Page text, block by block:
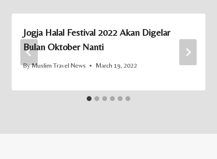
Jogja Halal Festival 2022 Akan Digelar
Bulan Oktober Nanti
ByMuslim Travel News March 19, 2022